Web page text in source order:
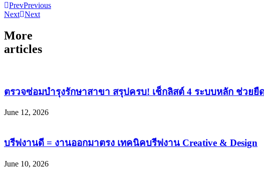
PrevPrevious
Next Next
More
articles
ตรวจซ่อมบำรุงรักษาสาขา สรุปครบ! เช็กลิสต์ 4 ระบบหลัก ช่วย
June 12, 2026
บรีฟงานดี = งานออกมาตรง เทคนิคบรีฟงาน Creative & Design
June 10, 2026